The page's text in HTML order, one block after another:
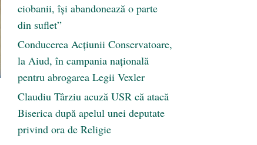
ciobanii, își abandonează o parte
din suflet”
Conducerea Acțiunii Conservatoare,
la Aiud, în campania națională
pentru abrogarea Legii Vexler
Claudiu Târziu acuză USR că atacă
Biserica după apelul unei deputate
privind ora de Religie